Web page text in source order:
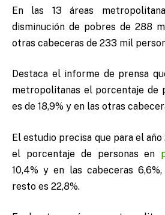
En las 13 áreas
disminución de pobres de 288
otras cabeceras de 233 mil
Destaca el informe de prensa
metropolitanas el porcentaje de
es de 18,9% y en las otras
El estudio precisa que para el año
el porcentaje de personas en
10,4% y en las cabeceras
resto es 22,8%.